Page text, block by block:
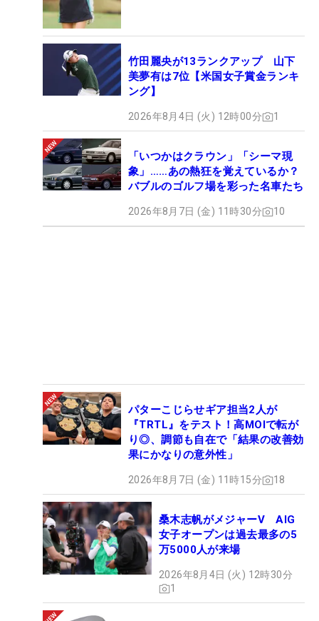
竹田麗央が13ランクアップ 山下
美夢有は7位【米国女子賞金ランキ
ング】
2026年8月4日 (火) 12時00分 1
「いつかはクラウン」「シーマ現
象」……あの熱狂を覚えているか？
バブルのゴルフ場を彩った名車たち
2026年8月7日 (金) 11時30分 10
パターこじらせギア担当2人が
『TRTL』をテスト！高MOIで転が
り◎、調節も自在で「結果の改善効
果にかなりの意外性」
2026年8月7日 (金) 11時15分 18
桑木志帆がメジャーV AIG
女子オープンは過去最多の5
万5000人が来場
2026年8月4日 (火) 12時30分
1